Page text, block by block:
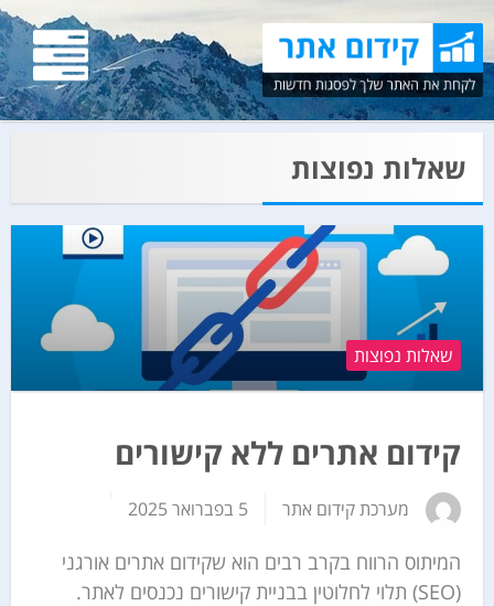
שאלות נפוצות
שאלות נפוצות
קידום אתרים ללא קישורים
מערכת קידום אתר 5 בפברואר 2025
המיתוס הרווח בקרב רבים הוא שקידום אתרים אורגני
(SEO) תלוי לחלוטין בבניית קישורים נכנסים לאתר.